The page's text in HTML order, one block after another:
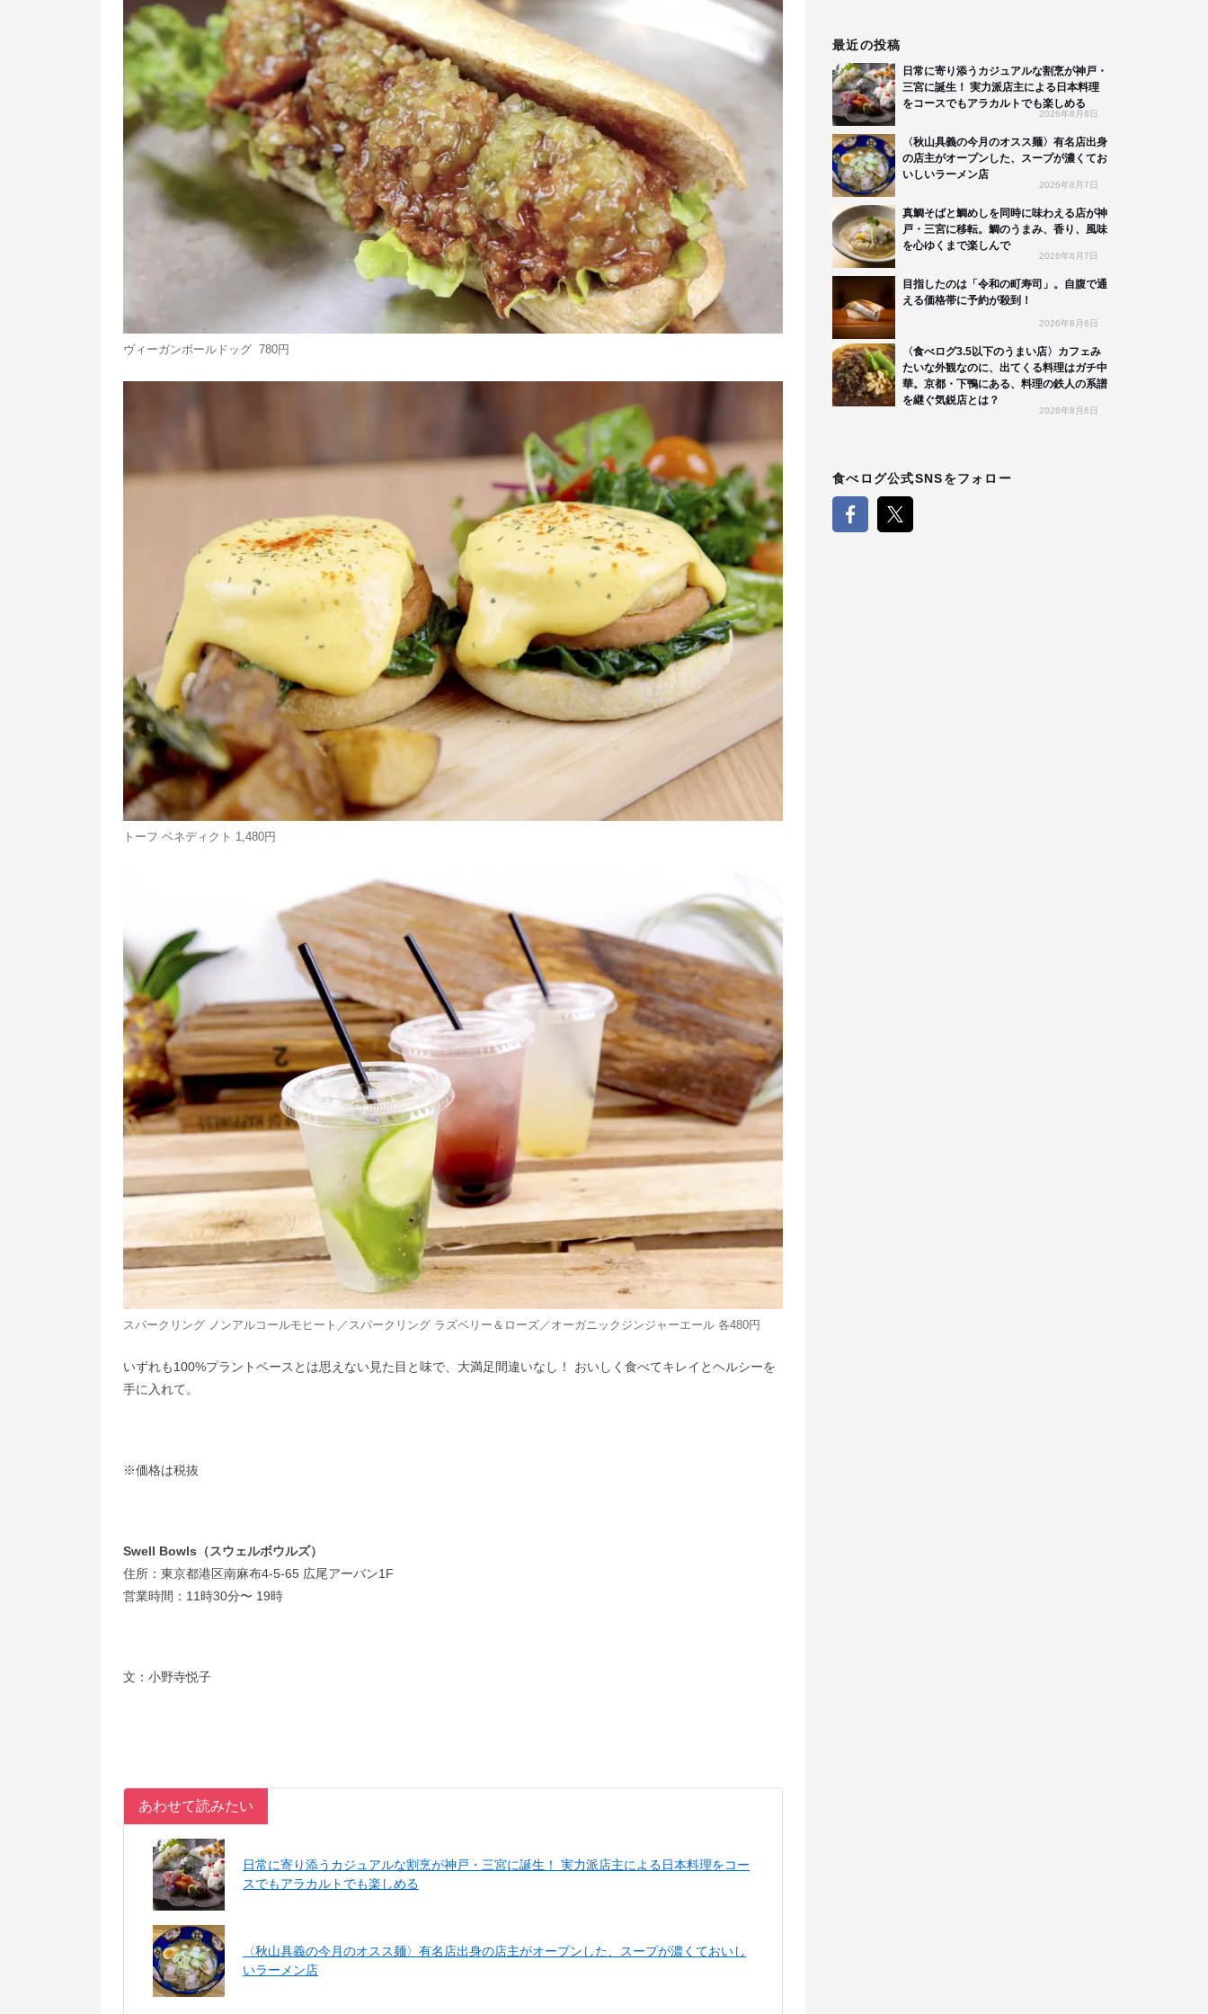
ヴィーガンボールドッグ 780円
トーフ ベネディクト 1,480円
スパークリング ノンアルコールモヒート／スパークリング ラズベリー＆ローズ／オーガニックジンジャーエール 各480円
いずれも100%プラントベースとは思えない見た目と味で、大満足間違いなし！ おいしく食べてキレイとヘルシーを
手に入れて。
※価格は税抜
Swell Bowls（スウェルボウルズ）
住所：東京都港区南麻布4-5-65 広尾アーバン1F
営業時間：11時30分〜 19時
文：小野寺悦子
あわせて読みたい
日常に寄り添うカジュアルな割烹が神戸・三宮に誕生！ 実力派店主による日本料理をコー
スでもアラカルトでも楽しめる
〈秋山具義の今月のオスス麺〉有名店出身の店主がオープンした、スープが濃くておいし
いラーメン店
最近の投稿
日常に寄り添うカジュアルな割烹が神戸・
三宮に誕生！ 実力派店主による日本料理
をコースでもアラカルトでも楽しめる
2026年8月8日
〈秋山具義の今月のオスス麺〉有名店出身
の店主がオープンした、スープが濃くてお
いしいラーメン店
2026年8月7日
真鯛そばと鯛めしを同時に味わえる店が神
戸・三宮に移転。鯛のうまみ、香り、風味
を心ゆくまで楽しんで
2026年8月7日
目指したのは「令和の町寿司」。自腹で通
える価格帯に予約が殺到！
2026年8月6日
〈食べログ3.5以下のうまい店〉カフェみ
たいな外観なのに、出てくる料理はガチ中
華。京都・下鴨にある、料理の鉄人の系譜
を継ぐ気鋭店とは？
2026年8月6日
食べログ公式SNSをフォロー